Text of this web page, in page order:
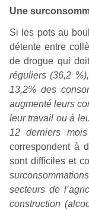
Une
Si les pots au
détente entre
de drogue qui
réguliers (36,2
13,2% des
augmenté leurs
leur travail ou à
12 derniers mois
correspondent à
sont difficiles et
secteurs de
construction